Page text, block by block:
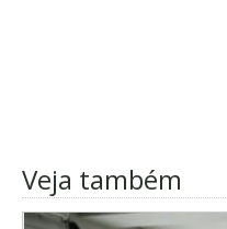
Veja também